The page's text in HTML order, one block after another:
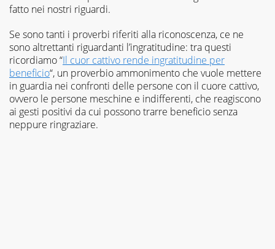
fatto nei nostri riguardi.
Se sono tanti i proverbi riferiti alla riconoscenza, ce ne
sono altrettanti riguardanti l’ingratitudine: tra questi
ricordiamo “Il cuor cattivo rende ingratitudine per
beneficio“, un proverbio ammonimento che vuole mettere
in guardia nei confronti delle persone con il cuore cattivo,
ovvero le persone meschine e indifferenti, che reagiscono
ai gesti positivi da cui possono trarre beneficio senza
neppure ringraziare.